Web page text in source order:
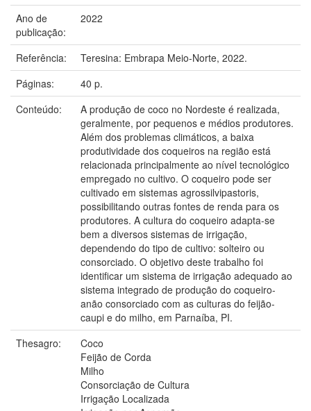
Ano de
publicação:
2022
Referência:
Teresina: Embrapa Meio-Norte, 2022.
Páginas:
40 p.
Conteúdo:
A produção de coco no Nordeste é realizada,
geralmente, por pequenos e médios produtores.
Além dos problemas climáticos, a baixa
produtividade dos coqueiros na região está
relacionada principalmente ao nível tecnológico
empregado no cultivo. O coqueiro pode ser
cultivado em sistemas agrossilvipastoris,
possibilitando outras fontes de renda para os
produtores. A cultura do coqueiro adapta-se
bem a diversos sistemas de irrigação,
dependendo do tipo de cultivo: solteiro ou
consorciado. O objetivo deste trabalho foi
identificar um sistema de irrigação adequado ao
sistema integrado de produção do coqueiro-
anão consorciado com as culturas do feijão-
caupi e do milho, em Parnaíba, PI.
Thesagro:
Coco
Feijão de Corda
Milho
Consorciação de Cultura
Irrigação Localizada